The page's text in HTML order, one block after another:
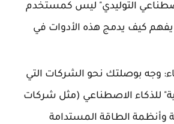
التوليدي" ليس كمستخدم
كيف يدمج هذه الأدوات في
وجه بوصلتك نحو الشركات التي
للذكاء الاصطناعي (مثل شركات
وأنظمة الطاقة المستدامة